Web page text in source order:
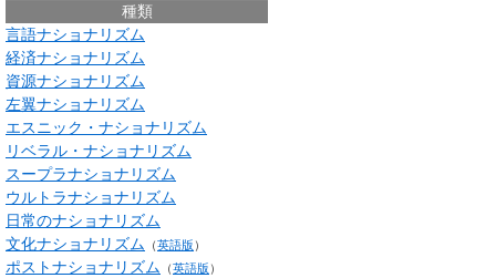
種類
言語ナショナリズム
経済ナショナリズム
資源ナショナリズム
左翼ナショナリズム
エスニック・ナショナリズム
リベラル・ナショナリズム
スープラナショナリズム
ウルトラナショナリズム
日常のナショナリズム
文化ナショナリズム （英語版 ）
ポストナショナリズム （英語版 ）